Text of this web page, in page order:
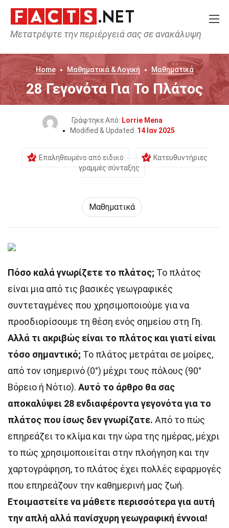
Μετατρέψτε την περιέργειά σας σε ανακάλυψη
Home Μαθηματικά & Λογική Μαθηματικά
28 Γεγονότα Για Το Πλάτος
Γράφτηκε Από: Lorrie Mena
Modified & Updated: 14 Ιαν 2025
Επαληθευμένο από ειδικό
Κατευθυντήριες
γραμμές σύνταξης
Μαθηματικά
Πόσο καλά γνωρίζετε το πλάτος; Το πλάτος
είναι μια από τις βασικές γεωγραφικές
συντεταγμένες που χρησιμοποιούμε για να
προσδιορίσουμε τη θέση ενός σημείου στη Γη.
Αλλά τι ακριβώς είναι το πλάτος και γιατί είναι
τόσο σημαντικό; Το πλάτος μετράται σε μοίρες,
από τον ισημερινό (0°) μέχρι τους πόλους (90°
Βόρειο ή Νότιο). Αυτό το άρθρο θα σας
αποκαλύψει 28 ενδιαφέροντα γεγονότα για το
πλάτος που ίσως δεν γνωρίζατε. Από το πώς
επηρεάζει το κλίμα και την ώρα της ημέρας, μέχρι
το πώς χρησιμοποιείται στην πλοήγηση και την
χαρτογράφηση, το πλάτος έχει πολλές εφαρμογές
που επηρεάζουν την καθημερινή μας ζωή.
Ετοιμαστείτε να μάθετε περισσότερα για αυτή
την απλή αλλά πανίσχυρη γεωγραφική έννοια!